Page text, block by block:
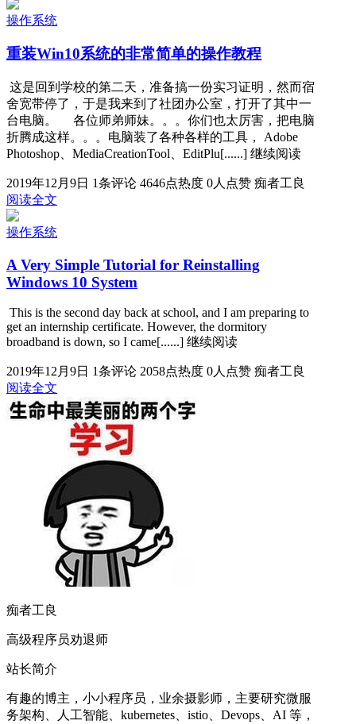
操作系统
重装Win10系统的非常简单的操作教程
这是回到学校的第二天，准备搞一份实习证明，然而宿
舍宽带停了，于是我来到了社团办公室，打开了其中一
台电脑。 各位师弟师妹。。。你们也太厉害，把电脑
折腾成这样。。。电脑装了各种各样的工具， Adobe
Photoshop、MediaCreationTool、EditPlu[......] 继续阅读
2019年12月9日 1条评论 4646点热度 0人点赞 痴者工良
阅读全文
操作系统
A Very Simple Tutorial for Reinstalling
Windows 10 System
This is the second day back at school, and I am preparing to
get an internship certificate. However, the dormitory
broadband is down, so I came[......] 继续阅读
2019年12月9日 1条评论 2058点热度 0人点赞 痴者工良
阅读全文
痴者工良
高级程序员劝退师
站长简介
有趣的博主，小小程序员，业余摄影师，主要研究微服
务架构、人工智能、kubernetes、istio、Devops、AI 等，